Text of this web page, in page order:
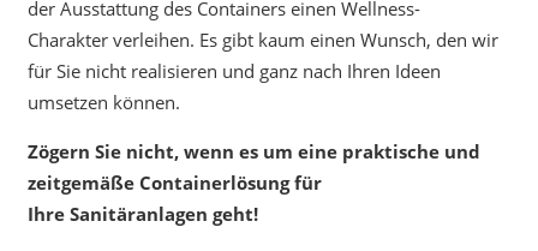
der Ausstattung des Containers einen Wellness-
Charakter verleihen. Es gibt kaum einen Wunsch, den wir
für Sie nicht realisieren und ganz nach Ihren Ideen
umsetzen können.
Zögern Sie nicht, wenn es um eine praktische und
zeitgemäße Containerlösung für
Ihre Sanitäranlagen geht!